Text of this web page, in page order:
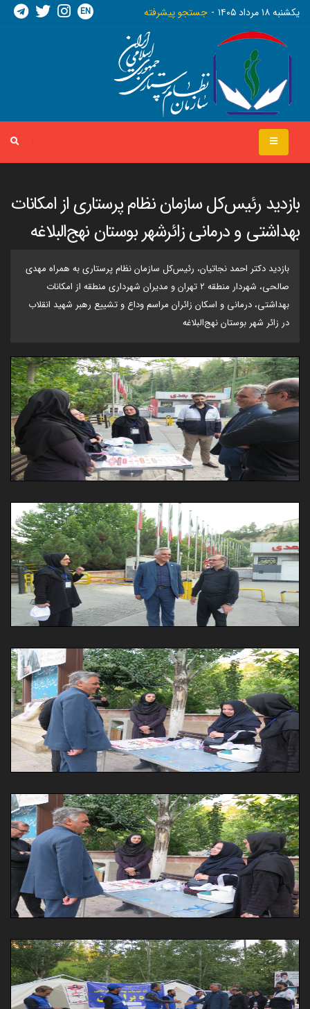
يکشنبه ١٨ مرداد ١٤٠٥ جستجو پیشرفته EN
بازدید رئیس‌کل سازمان نظام پرستاری از امکانات
بهداشتی و درمانی زائرشهر بوستان نهج‌البلاغه
بازدید دکتر احمد نجاتیان، رئیس‌کل سازمان نظام پرستاری به همراه مهدی
صالحی، شهردار منطقه ۲ تهران و مدیران شهرداری منطقه از امکانات
بهداشتی، درمانی و اسکان زائران مراسم وداع و تشییع رهبر شهید انقلاب
در زائر شهر بوستان نهج‌البلاغه